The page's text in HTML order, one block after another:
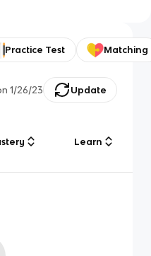
Practice Test Matching
1/26/23 Update
Learn